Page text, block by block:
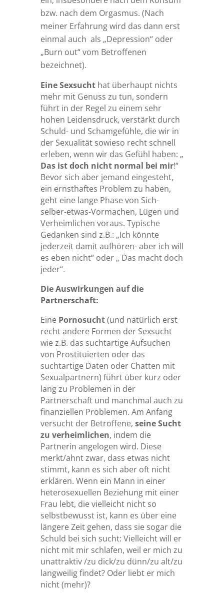
bzw. nach dem Orgasmus. (Nach
meiner Erfahrung wird das dann erst
einmal auch als „Depression“ oder
„Burn out“ vom Betroffenen
bezeichnet).
Eine Sexsuchthat überhaupt nichts
mehr mit Genuss zu tun, sondern
führt in der Regel zu einem sehr
hohen Leidensdruck, verstärkt durch
Schuld- und Schamgefühle, die wir in
der Sexualität sowieso recht schnell
erleben, wenn wir das Gefühl haben: „
Das ist doch nicht normal bei mir!“
Bevor sich aber jemand eingesteht,
ein ernsthaftes Problem zu haben,
geht eine lange Phase von Sich-
selber-etwas-Vormachen, Lügen und
Verheimlichen voraus. Typische
Gedanken sind z.B.: „Ich könnte
jederzeit damit aufhören- aber ich will
es eben nicht“ oder „ Das macht doch
jeder“.
Die Auswirkungen auf die
Partnerschaft:
Eine Pornosucht(und natürlich erst
recht andere Formen der Sexsucht
wie z.B. das suchtartige Aufsuchen
von Prostituierten oder das
suchtartige Daten oder Chatten mit
Sexualpartnern) führt über kurz oder
lang zu Problemen in der
Partnerschaft und manchmal auch zu
finanziellen Problemen. Am Anfang
versucht der Betroffene, seine Sucht
zu verheimlichen, indem die
Partnerin angelogen wird. Diese
merkt/ahnt zwar, dass etwas nicht
stimmt, kann es sich aber oft nicht
erklären. Wenn ein Mann in einer
heterosexuellen Beziehung mit einer
Frau lebt, die vielleicht nicht so
selbstbewusst ist, kann es über eine
längere Zeit gehen, dass sie sogar die
Schuld bei sich sucht: Vielleicht will er
nicht mit mir schlafen, weil er mich zu
unattraktiv /zu dick/zu dünn/zu alt/zu
langweilig findet? Oder liebt er mich
nicht (mehr)?